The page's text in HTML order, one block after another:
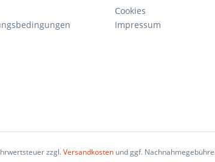
Cookies
Impressum
zzgl.Versandkostenund ggf.